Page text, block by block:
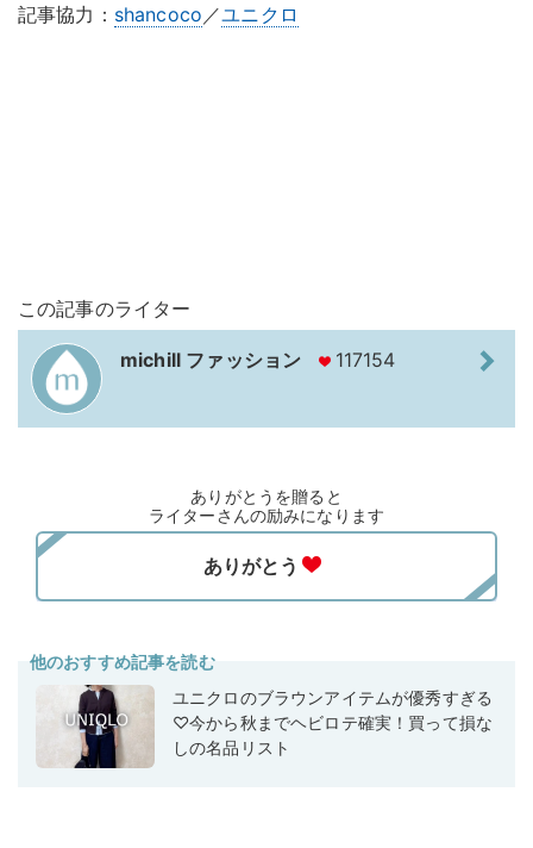
記事協力： shancoco ／ユニクロ
この記事のライター
michill ファッション 117154
ありがとうを贈ると
ライターさんの励みになります
他のおすすめ記事を読む
ユニクロのブラウンアイテムが優秀すぎる
♡今から秋までヘビロテ確実！買って損な
しの名品リスト